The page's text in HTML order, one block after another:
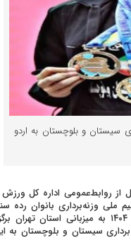
سیستان و بلوچستان به اردو
از روابط‌عمومی اداره کل
ملی وزنه‌برداری بانوان رده
جوانان ایران از مورخ ۲۹ آذرماه لغایت ۳ دی‌ماه ۱۴۰۴ به میزبانی استان تهران
سیستان و بلوچستان به